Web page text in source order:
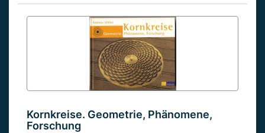
Kornkreise. Geometrie, Phänomene,
Forschung